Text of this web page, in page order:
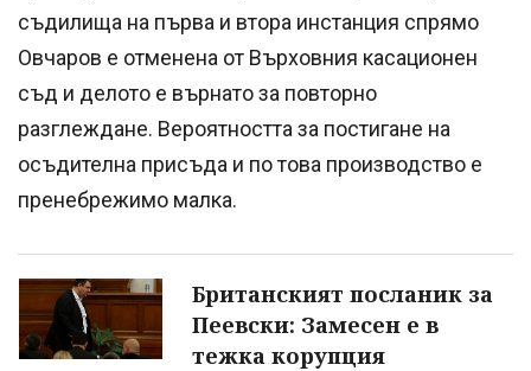
съдилища на първа и втора инстанция спрямо
Овчаров е отменена от Върховния касационен
съд и делото е върнато за повторно
разглеждане. Вероятността за постигане на
осъдителна присъда и по това производство е
пренебрежимо малка.
Британският посланик за
Пеевски: Замесен е в
тежка корупция